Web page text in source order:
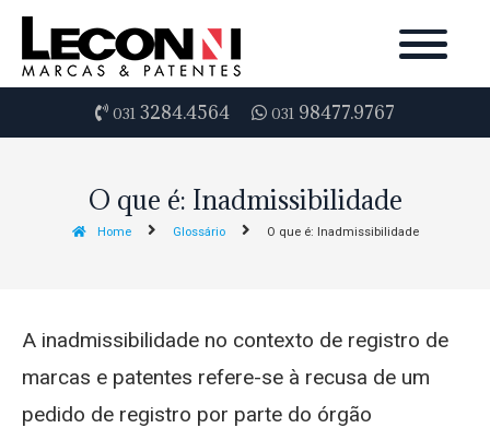
031 3284.4564 031 98477.9767
O que é: Inadmissibilidade
Home Glossário O que é: Inadmissibilidade
A inadmissibilidade no contexto de registro de
marcas e patentes refere-se à recusa de um
pedido de registro por parte do órgão